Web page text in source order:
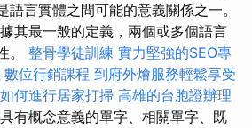
語言實體之間可能的意義關係之一。
其最一般的定義，兩個或多個語言
。 整骨學徒訓練 實力堅強的SEO專
數位行銷課程 到府外燴服務輕鬆享受
如何進行居家打掃 高雄的台胞證辦理
有概念意義的單字、相關單字、既